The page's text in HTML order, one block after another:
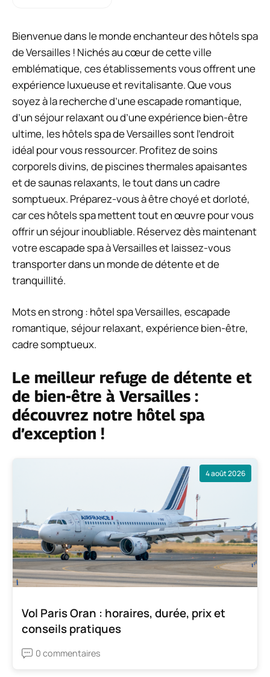
Bienvenue dans le monde enchanteur des hôtels spa
de Versailles ! Nichés au cœur de cette ville
emblématique, ces établissements vous offrent une
expérience luxueuse et revitalisante. Que vous
soyez à la recherche d’une escapade romantique,
d’un séjour relaxant ou d’une expérience bien-être
ultime, les hôtels spa de Versailles sont l’endroit
idéal pour vous ressourcer. Profitez de soins
corporels divins, de piscines thermales apaisantes
et de saunas relaxants, le tout dans un cadre
somptueux. Préparez-vous à être choyé et dorloté,
car ces hôtels spa mettent tout en œuvre pour vous
offrir un séjour inoubliable. Réservez dès maintenant
votre escapade spa à Versailles et laissez-vous
transporter dans un monde de détente et de
tranquillité.
Mots en strong : hôtel spa Versailles, escapade
romantique, séjour relaxant, expérience bien-être,
cadre somptueux.
Le meilleur refuge de détente et
de bien-être à Versailles :
découvrez notre hôtel spa
d’exception !
4 août 2026
Vol Paris Oran : horaires, durée, prix et
conseils pratiques
0 commentaires